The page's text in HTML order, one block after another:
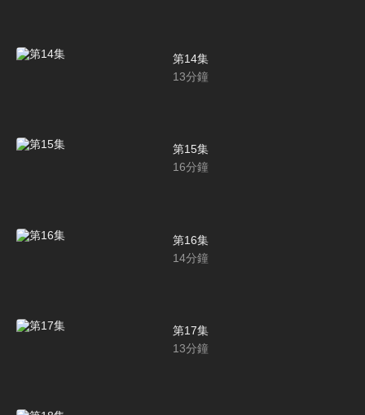
第14集
13分鐘
第15集
16分鐘
第16集
14分鐘
第17集
13分鐘